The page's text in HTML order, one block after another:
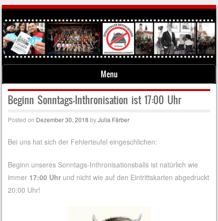
Menu
Skip to content
Beginn Sonntags-Inthronisation ist 17:00 Uhr
Posted on Dezember 30, 2018 byJulia Färber
Bei uns hat sich der Fehlerteufel eingeschlichen:
Beginn unseres Sonntags-Inthronisationsballs ist natürlich wie
immer 17:00 Uhrund nicht wie auf den Eintrittskarten abgedruckt
20:00 Uhr!